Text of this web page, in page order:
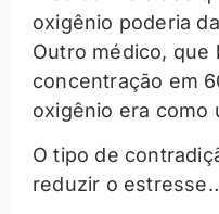
oxigênio poderia
Outro médico, que
concentração em
oxigênio era como
O tipo de
reduzir o